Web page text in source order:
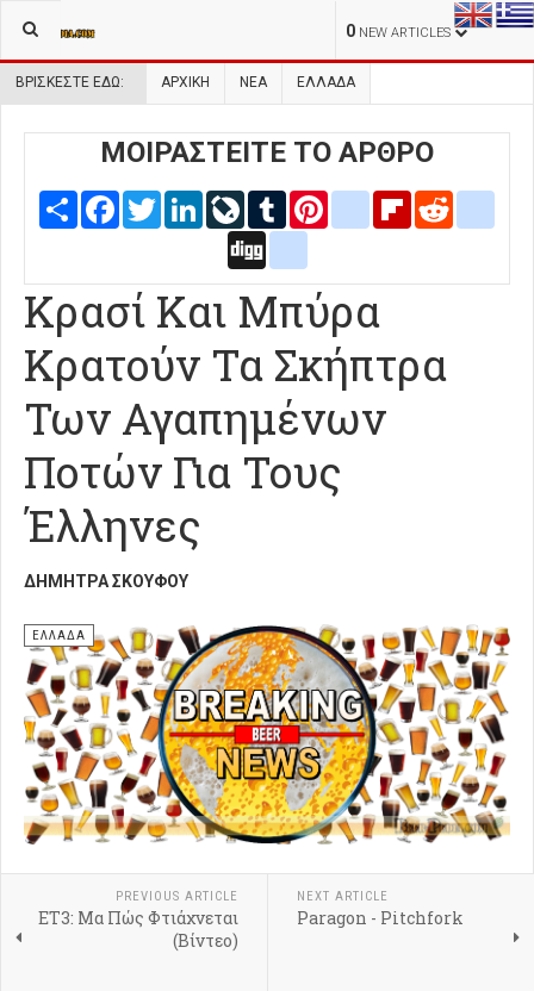
0 NEW ARTICLES
ΒΡΊΣΚΕΣΤΕ ΕΔΏ: ΑΡΧΙΚΉ ΝΕΑ ΕΛΛΑΔΑ
ΜΟΙΡΑΣΤΕΙΤΕ ΤΟ ΑΡΘΡΟ
Share FacebookTwitterLinkedInLiveJournal
Tumblr Pinterestblogger_post
Flipboard
Κρασί Και Μπύρα
Κρατούν Τα Σκήπτρα
Των Αγαπημένων
Ποτών Για Τους
Έλληνες
ΔΉΜΗΤΡΑ ΣΚΟΎΦΟΥ
ΕΛΛΑΔΑ
PREVIOUS ARTICLE
ΕΤ3: Μα Πώς Φτιάχνεται
(Βίντεο)
NEXT ARTICLE
Paragon - Pitchfork